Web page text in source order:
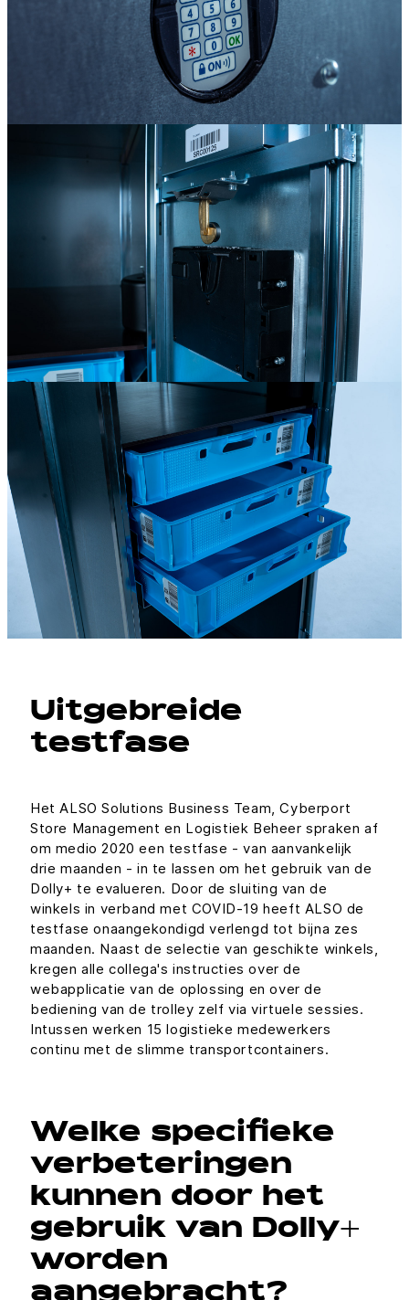
Uitgebreide
testfase
Het ALSO Solutions Business Team, Cyberport
Store Management en Logistiek Beheer spraken af
om medio 2020 een testfase - van aanvankelijk
drie maanden - in te lassen om het gebruik van de
Dolly+ te evalueren. Door de sluiting van de
winkels in verband met COVID-19 heeft ALSO de
testfase onaangekondigd verlengd tot bijna zes
maanden. Naast de selectie van geschikte winkels,
kregen alle collega's instructies over de
webapplicatie van de oplossing en over de
bediening van de trolley zelf via virtuele sessies.
Intussen werken 15 logistieke medewerkers
continu met de slimme transportcontainers.
Welke specifieke
verbeteringen
kunnen door het
gebruik van Dolly+
worden
aangebracht?